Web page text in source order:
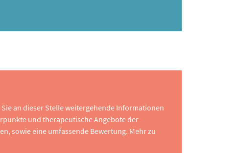
an dieser Stelle weitergehende Informationen
und therapeutische Angebote der
sowie eine umfassende Bewertung. Mehr zu